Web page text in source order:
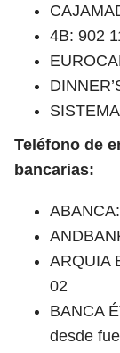
4B: 902
Teléfono de
bancarias:
ARQUIA
02
BANCA
desde